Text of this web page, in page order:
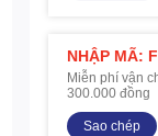
NHẬP MÃ:
Miễn phí vận
300.000 đồng
Sao chép